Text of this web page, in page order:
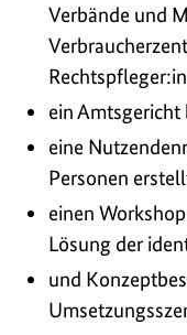
Verbände und
ein Amtsgericht
eine
Personen
einen
Lösung der
und